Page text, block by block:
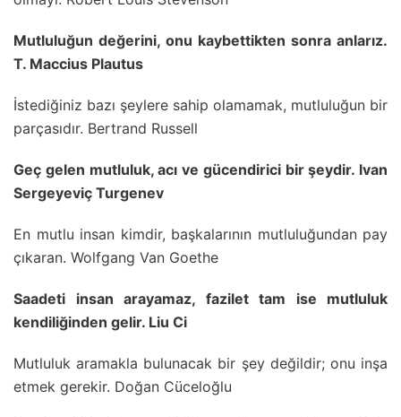
Mutluluğun değerini, onu kaybettikten sonra anlarız.
T. Maccius Plautus
İstediğiniz bazı şeylere sahip olamamak, mutluluğun bir
parçasıdır. Bertrand Russell
Geç gelen mutluluk, acı ve gücendirici bir şeydir. lvan
Sergeyeviç Turgenev
En mutlu insan kimdir, başkalarının mutluluğundan pay
çıkaran. Wolfgang Van Goethe
Saadeti insan arayamaz, fazilet tam ise mutluluk
kendiliğinden gelir. Liu Ci
Mutluluk aramakla bulunacak bir şey değildir; onu inşa
etmek gerekir. Doğan Cüceloğlu